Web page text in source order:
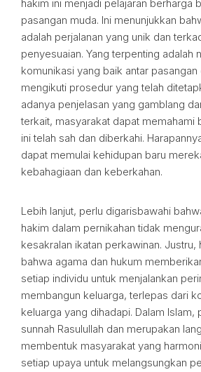
hakim ini menjadi pelajaran berharga
pasangan muda. Ini menunjukkan
adalah perjalanan yang unik dan
penyesuaian. Yang terpenting adalah
komunikasi yang baik antar
mengikuti prosedur yang telah
adanya penjelasan yang gamblang
terkait, masyarakat dapat memahami
ini telah sah dan diberkahi.
dapat memulai kehidupan baru
kebahagiaan dan keberkahan.
Lebih lanjut, perlu digarisbawahi
hakim dalam pernikahan tidak
kesakralan ikatan perkawinan. Justru,
bahwa agama dan hukum
setiap individu untuk menjalankan
membangun keluarga, terlepas dari
keluarga yang dihadapi. Dalam Islam,
sunnah Rasulullah dan merupakan
membentuk masyarakat yang
setiap upaya untuk melangsungkan